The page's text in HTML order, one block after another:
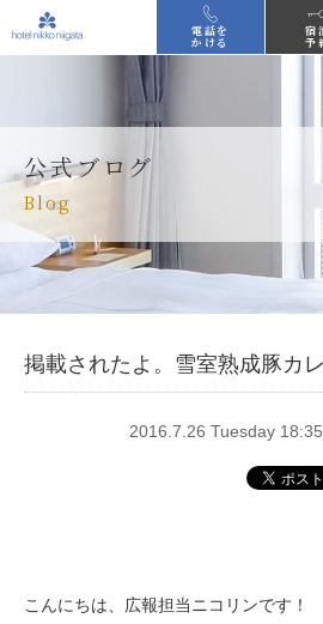
電話を
かける
宿
予
公式ブログ
Blog
掲載されたよ。雪室熟成豚カ
2016.7.26 Tuesday 18:35
こんにちは、広報担当ニコリンです！